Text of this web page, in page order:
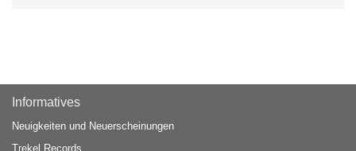
Informatives
Neuigkeiten und Neuerscheinungen
Trekel Records